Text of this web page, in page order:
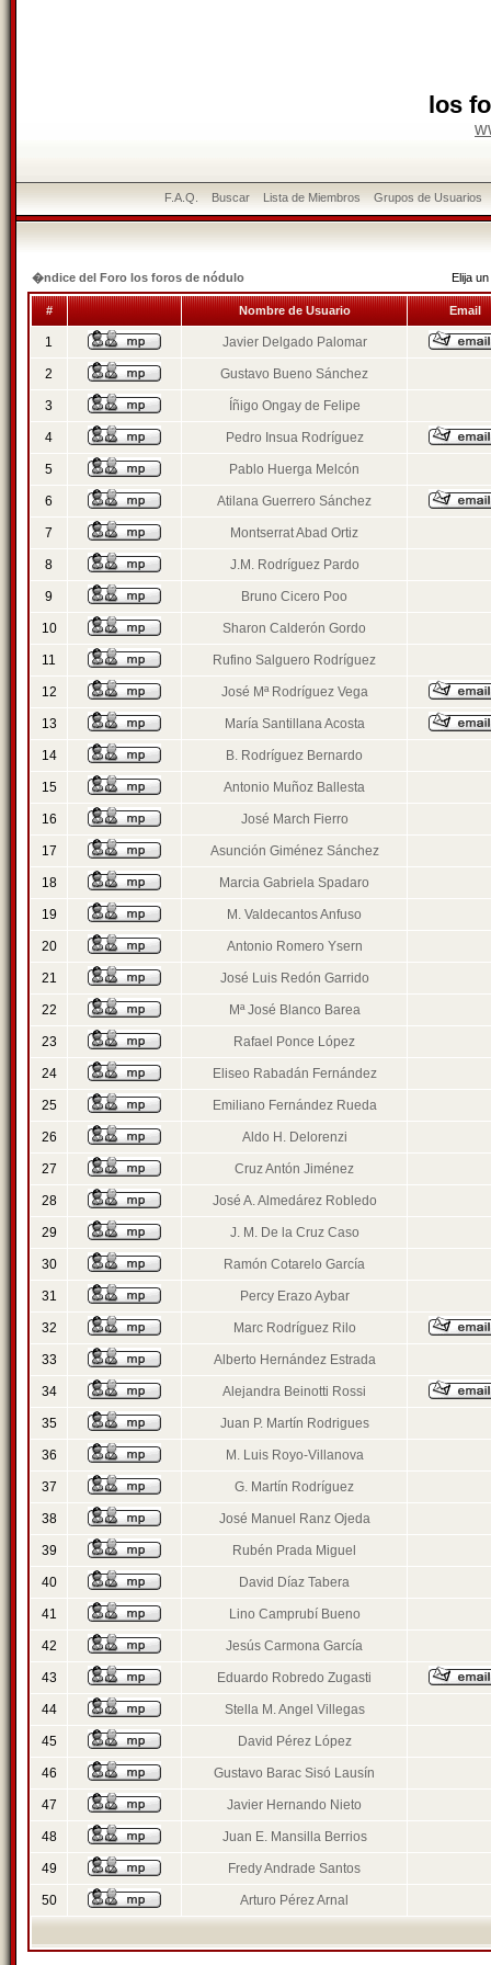
los
F.A.Q. Buscar Lista de Miembros Grupos de Usuarios
�ndice del Foro los foros de nódulo Elija
# Nombre de Usuario Email
1 Javier Delgado Palomar
2 Gustavo Bueno Sánchez
3 Íñigo Ongay de Felipe
4 Pedro Insua Rodríguez
5 Pablo Huerga Melcón
6 Atilana Guerrero Sánchez
7 Montserrat Abad Ortiz
8 J.M. Rodríguez Pardo
9 Bruno Cicero Poo
10 Sharon Calderón Gordo
11 Rufino Salguero Rodríguez
12 José Mª Rodríguez Vega
13 María Santillana Acosta
14 B. Rodríguez Bernardo
15 Antonio Muñoz Ballesta
16 José March Fierro
17 Asunción Giménez Sánchez
18 Marcia Gabriela Spadaro
19 M. Valdecantos Anfuso
20 Antonio Romero Ysern
21 José Luis Redón Garrido
22 Mª José Blanco Barea
23 Rafael Ponce López
24 Eliseo Rabadán Fernández
25 Emiliano Fernández Rueda
26 Aldo H. Delorenzi
27 Cruz Antón Jiménez
28 José A. Almedárez Robledo
29 J. M. De la Cruz Caso
30 Ramón Cotarelo García
31 Percy Erazo Aybar
32 Marc Rodríguez Rilo
33 Alberto Hernández Estrada
34 Alejandra Beinotti Rossi
35 Juan P. Martín Rodrigues
36 M. Luis Royo-Villanova
37 G. Martín Rodríguez
38 José Manuel Ranz Ojeda
39 Rubén Prada Miguel
40 David Díaz Tabera
41 Lino Camprubí Bueno
42 Jesús Carmona García
43 Eduardo Robredo Zugasti
44 Stella M. Angel Villegas
45 David Pérez López
46 Gustavo Barac Sisó Lausín
47 Javier Hernando Nieto
48 Juan E. Mansilla Berrios
49 Fredy Andrade Santos
50 Arturo Pérez Arnal